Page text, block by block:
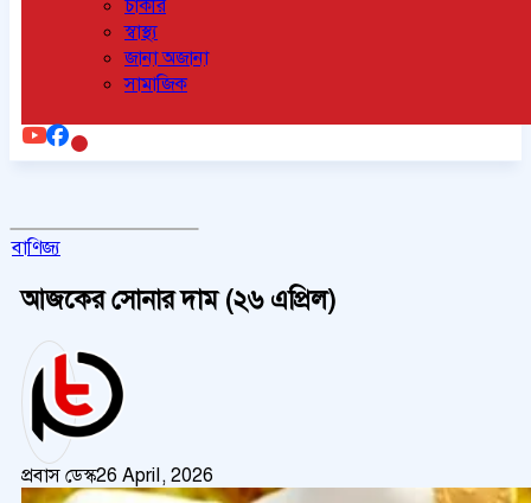
চাকরি
স্বাস্থ্য
জানা অজানা
সামাজিক
বাণিজ্য
আজকের সোনার দাম (২৬ এপ্রিল)
প্রবাস ডেস্ক26 April, 2026